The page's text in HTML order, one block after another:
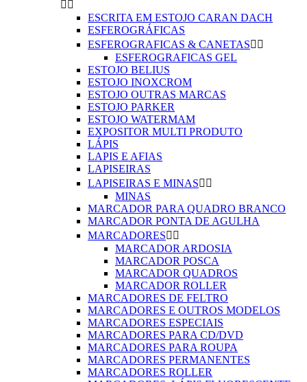
 
ESCRITA EM ESTOJO CARAN DACH
ESFEROGRÁFICAS
ESFEROGRAFICAS & CANETAS 
ESFEROGRAFICAS GEL
ESTOJO BELIUS
ESTOJO INOXCROM
ESTOJO OUTRAS MARCAS
ESTOJO PARKER
ESTOJO WATERMAM
EXPOSITOR MULTI PRODUTO
LÁPIS
LAPIS E AFIAS
LAPISEIRAS
LAPISEIRAS E MINAS 
MINAS
MARCADOR PARA QUADRO BRANCO
MARCADOR PONTA DE AGULHA
MARCADORES 
MARCADOR ARDOSIA
MARCADOR POSCA
MARCADOR QUADROS
MARCADOR ROLLER
MARCADORES DE FELTRO
MARCADORES E OUTROS MODELOS
MARCADORES ESPECIAIS
MARCADORES PARA CD/DVD
MARCADORES PARA ROUPA
MARCADORES PERMANENTES
MARCADORES ROLLER